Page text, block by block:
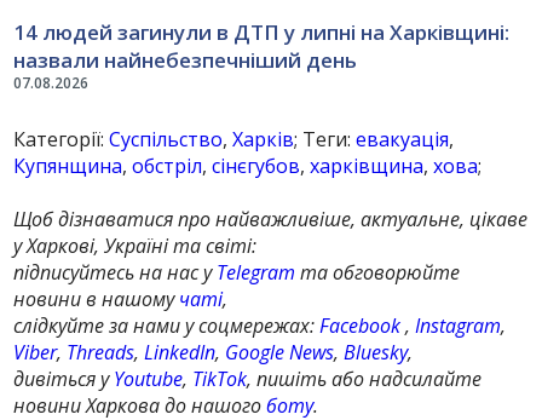
07.08.2026
14 людей загинули в ДТП у липні на Харківщині:
назвали найнебезпечніший день
Категорії:Суспільство,Харків; Теги:евакуація,
Купянщина,обстріл,сінєгубов,харківщина,хова;
Щоб дізнаватися про найважливіше, актуальне, цікаве
у Харкові, Україні та світі:
підписуйтесь на нас уTelegram та обговорюйте
новини в нашомучаті,
слідкуйте за нами у соцмережах:Facebook,Instagram,
Viber, Threads,LinkedIn, Google News,Bluesky,
дивіться уYoutube, TikTok, пишіть або надсилайте
новини Харкова до нашогоботу.